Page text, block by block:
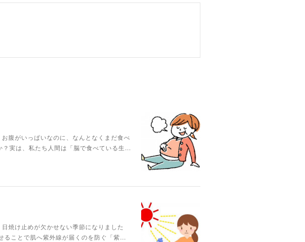
腹がいっぱいなのに、なんとなくまだ食べ
実は、私たち人間は「脳で食べている生…
焼け止めが欠かせない季節になりました
ことで肌へ紫外線が届くのを防ぐ「紫…